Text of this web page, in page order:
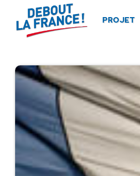
PROJET
Panneau de gestion des cookies